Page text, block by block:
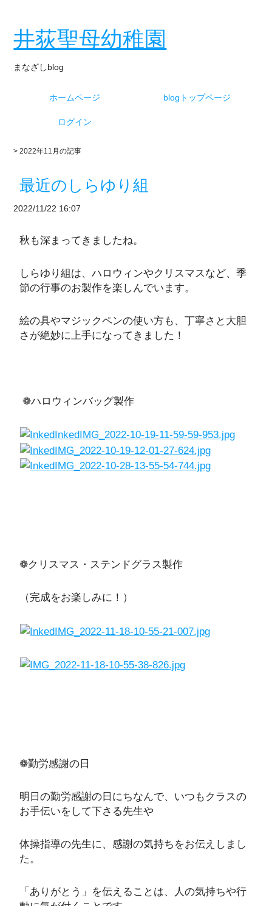
井荻聖母幼稚園
まなざしblog
ホームページ blogトップページ
ログイン
> 2022年11月の記事
最近のしらゆり組
2022/11/22 16:07
秋も深まってきましたね。
しらゆり組は、ハロウィンやクリスマスなど、季
節の行事のお製作を楽しんでいます。
絵の具やマジックペンの使い方も、丁寧さと大胆
さが絶妙に上手になってきました！
❁ハロウィンバッグ製作
❁クリスマス・ステンドグラス製作
（完成をお楽しみに！）
❁勤労感謝の日
明日の勤労感謝の日にちなんで、いつもクラスの
お手伝いをして下さる先生や
体操指導の先生に、感謝の気持ちをお伝えしまし
た。
「ありがとう」を伝えることは、人の気持ちや行